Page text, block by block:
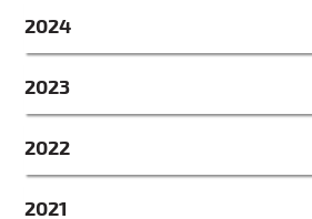
2024
2023
2022
2021